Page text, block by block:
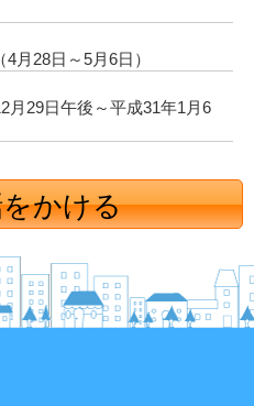
月28日～5月6日）
月29日午後～平成31年1月6
かける